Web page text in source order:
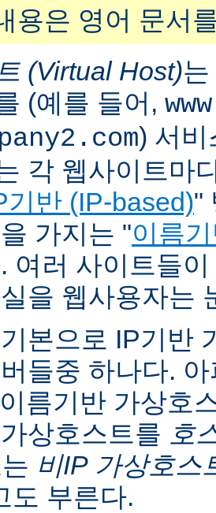
용은 영어 문서
(Virtual Host)
(예를 들어,
) 서비
각 웹사이트마
기반 (IP-based)"
가지는 "이름
여러 사이트들
을 웹사용자는
본으로 IP기반
들중 하나다.
름기반 가상호
상호스트를 호
비IP 가상호스
도 부른다.